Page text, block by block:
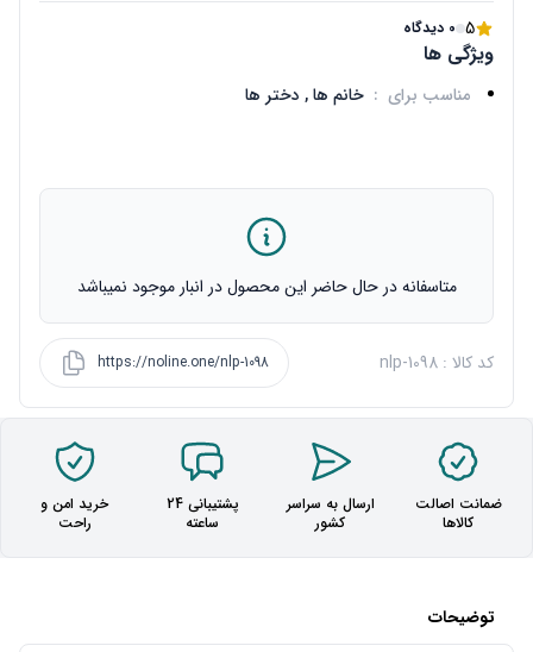
5 0 دیدگاه
ویژگی ها
مناسب برای : خانم ها , دختر ها
متاسفانه در حال حاضر این محصول در انبار موجود نمیباشد
کد کالا : nlp-1098 https://noline.one/nlp-1098
ضمانت اصالت
کالاها
ارسال به سراسر
کشور
پشتیبانی 24
ساعته
خرید امن و
راحت
توضیحات